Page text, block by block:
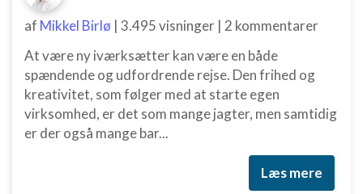
af Mikkel Birlø | 3.495 visninger | 2 kommentarer
At være ny iværksætter kan være en både
spændende og udfordrende rejse. Den frihed og
kreativitet, som følger med at starte egen
virksomhed, er det som mange jagter, men samtidig
er der også mange bar...
Læs mere